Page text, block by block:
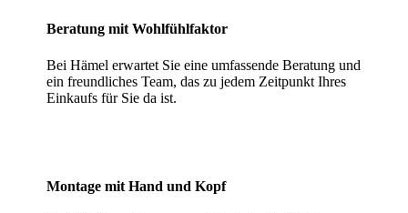
Beratung mit Wohlfühlfaktor
Bei Hämel erwartet Sie eine umfassende Beratung und
ein freundliches Team, das zu jedem Zeitpunkt Ihres
Einkaufs für Sie da ist.
Montage mit Hand und Kopf